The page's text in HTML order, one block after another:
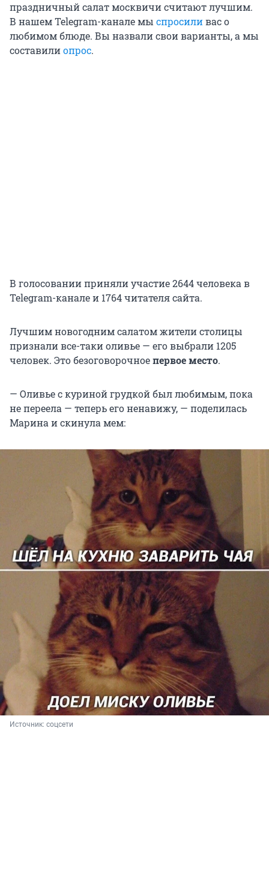
праздничный салат москвичи считают лучшим.
В нашем Telegram-канале мы спросиливас о
любимом блюде. Вы назвали свои варианты, а мы
составилиопрос.
В голосовании приняли участие 2644 человека в
Telegram-канале и 1764 читателя сайта.
Лучшим новогодним салатом жители столицы
признали все-таки оливье — его выбрали 1205
человек. Это безоговорочноепервое место.
— Оливье с куриной грудкой был любимым, пока
не переела — теперь его ненавижу, — поделилась
Марина и скинула мем:
Источник: соцсети